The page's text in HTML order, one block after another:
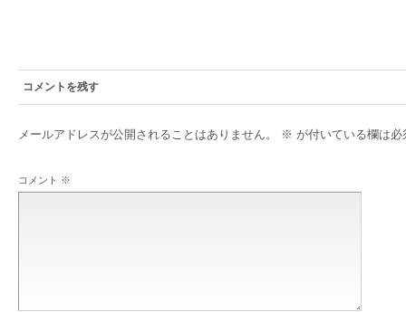
コメントを残す
メールアドレスが公開されることはありません。 ※ が付いている欄は必
コメント ※